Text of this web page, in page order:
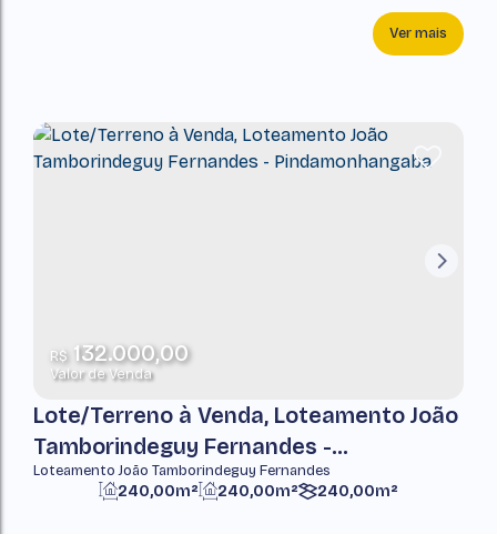
Ver mais
R$132.000,00
Valor de Venda
Lote/Terreno à Venda, Loteamento João
Tamborindeguy Fernandes -
Pindamonhangaba
Loteamento João Tamborindeguy Fernandes
240,00m² 240,00m² 240,00m²